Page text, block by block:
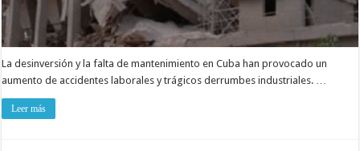
La desinversión y la falta de mantenimiento en Cuba han provocado un
aumento de accidentes laborales y trágicos derrumbes industriales. …
Leer más